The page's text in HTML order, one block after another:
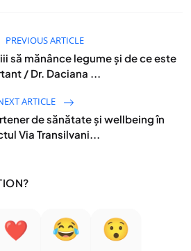
PREVIOUS ARTICLE
să mănânce legume și de ce este
/ Dr. Daciana ...
ARTICLE
de sănătate și wellbeing în
Via Transilvani...